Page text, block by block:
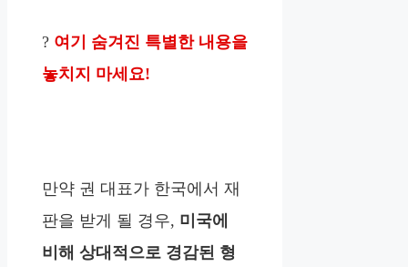
? 여기 숨겨진 특별한 내용을
놓치지 마세요!
만약 권 대표가 한국에서 재
판을 받게 될 경우, 미국에
비해 상대적으로 경감된 형